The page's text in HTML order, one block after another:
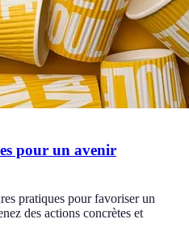
pour un avenir
pratiques pour favoriser un
des actions concrètes et